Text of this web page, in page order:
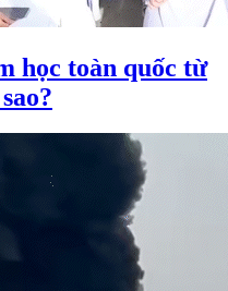
học toàn quốc từ